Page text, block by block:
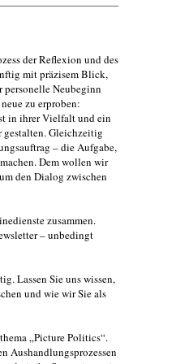
der Reflexion und des
mit präzisem Blick,
Neubeginn
zu erproben:
in ihrer Vielfalt und ein
gestalten. Gleichzeitig
– die Aufgabe,
Dem wollen wir
den Dialog zwischen
zusammen.
– unbedingt
Lassen Sie uns wissen,
und wie wir Sie als
„Picture Politics“.
Aushandlungsprozessen